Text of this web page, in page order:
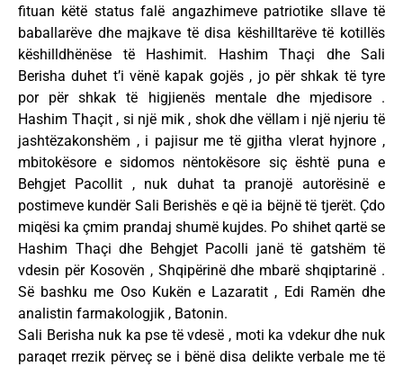
fituan këtë status falë angazhimeve patriotike sllave të
baballarëve dhe majkave të disa këshilltarëve të kotillës
këshilldhënëse të Hashimit. Hashim Thaçi dhe Sali
Berisha duhet t’i vënë kapak gojës , jo për shkak të tyre
por për shkak të higjienës mentale dhe mjedisore .
Hashim Thaçit , si një mik , shok dhe vëllam i një njeriu të
jashtëzakonshëm , i pajisur me të gjitha vlerat hyjnore ,
mbitokësore e sidomos nëntokësore siç është puna e
Behgjet Pacollit , nuk duhat ta pranojë autorësinë e
postimeve kundër Sali Berishës e që ia bëjnë të tjerët. Çdo
miqësi ka çmim prandaj shumë kujdes. Po shihet qartë se
Hashim Thaçi dhe Behgjet Pacolli janë të gatshëm të
vdesin për Kosovën , Shqipërinë dhe mbarë shqiptarinë .
Së bashku me Oso Kukën e Lazaratit , Edi Ramën dhe
analistin farmakologjik , Batonin.
Sali Berisha nuk ka pse të vdesë , moti ka vdekur dhe nuk
paraqet rrezik përveç se i bënë disa delikte verbale me të